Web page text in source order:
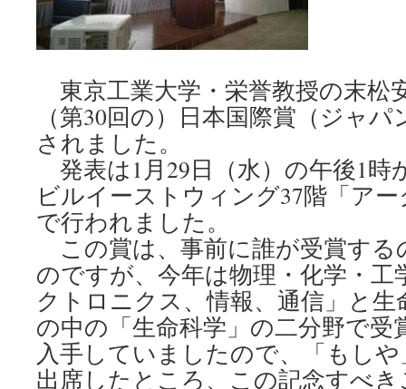
東京工業大学・栄誉教授の末松
（第30回の）日本国際賞（ジャ
されました。
発表は1月29日（水）の午後1時
ビルイーストウィング37階「ア
で行われました。
この賞は、事前に誰が受賞する
のですが、今年は物理・化学・工
クトロニクス、情報、通信」と生
の中の「生命科学」の二分野で
入手していましたので、「もし
出席したところ、この記念すべ